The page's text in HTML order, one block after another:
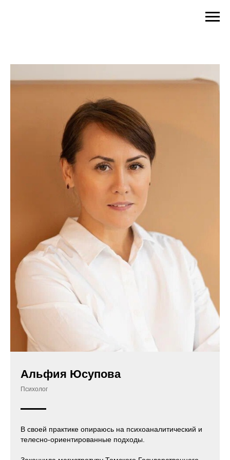
Альфия Юсупова
Психолог
В своей практике опираюсь на психоаналитический и
телесно-ориентированные подходы.